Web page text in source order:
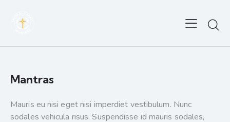
Mantras
Mauris eu nisi eget nisi imperdiet vestibulum. Nunc
sodales vehicula risus. Suspendisse id mauris sodales,